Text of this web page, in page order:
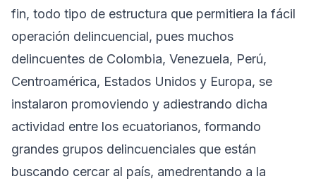
fin, todo tipo de estructura que permitiera la fácil
operación delincuencial, pues muchos
delincuentes de Colombia, Venezuela, Perú,
Centroamérica, Estados Unidos y Europa, se
instalaron promoviendo y adiestrando dicha
actividad entre los ecuatorianos, formando
grandes grupos delincuenciales que están
buscando cercar al país, amedrentando a la